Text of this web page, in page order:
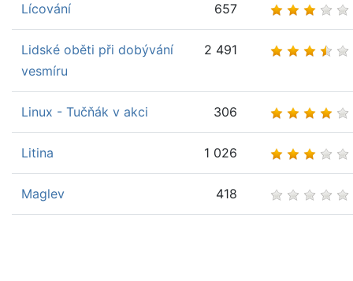
Lícování 657
Lidské oběti při dobývání
vesmíru
2 491
Linux - Tučňák v akci 306
Litina 1 026
Maglev 418